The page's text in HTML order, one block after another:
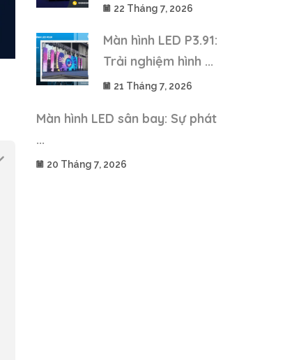
22 Tháng 7, 2026
Màn hình LED P3.91:
Trải nghiệm hình ...
21 Tháng 7, 2026
Màn hình LED sân bay: Sự phát
...
20 Tháng 7, 2026